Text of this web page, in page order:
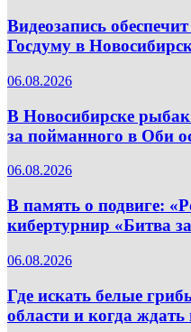
Видеозапись
Госдуму в
06.08.2026
В Новосибирске рыбак
за пойманного в Оби
06.08.2026
В память о подвиге:
кибертурнир «Битва
06.08.2026
Где искать белые
области и когда